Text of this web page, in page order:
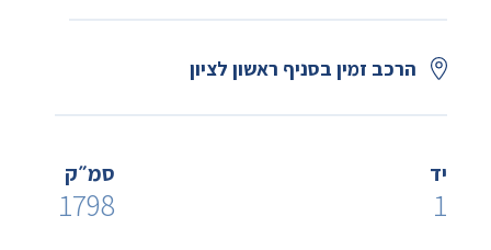
הרכב זמין בסניף ראשון לציון
יד
1
סמ״ק
1798